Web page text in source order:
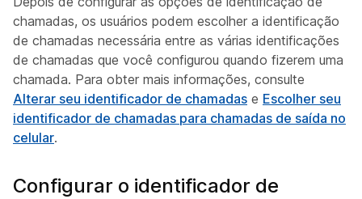
chamadas, os usuários podem escolher a identificação
de chamadas necessária entre as várias identificações
de chamadas que você configurou quando fizerem uma
chamada. Para obter mais informações, consulte
Alterar seu identificador de chamadas e Escolher seu
identificador de chamadas para chamadas de saída no
celular.
Configurar o identificador de